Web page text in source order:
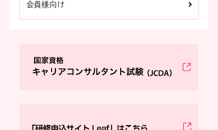
会員様向け